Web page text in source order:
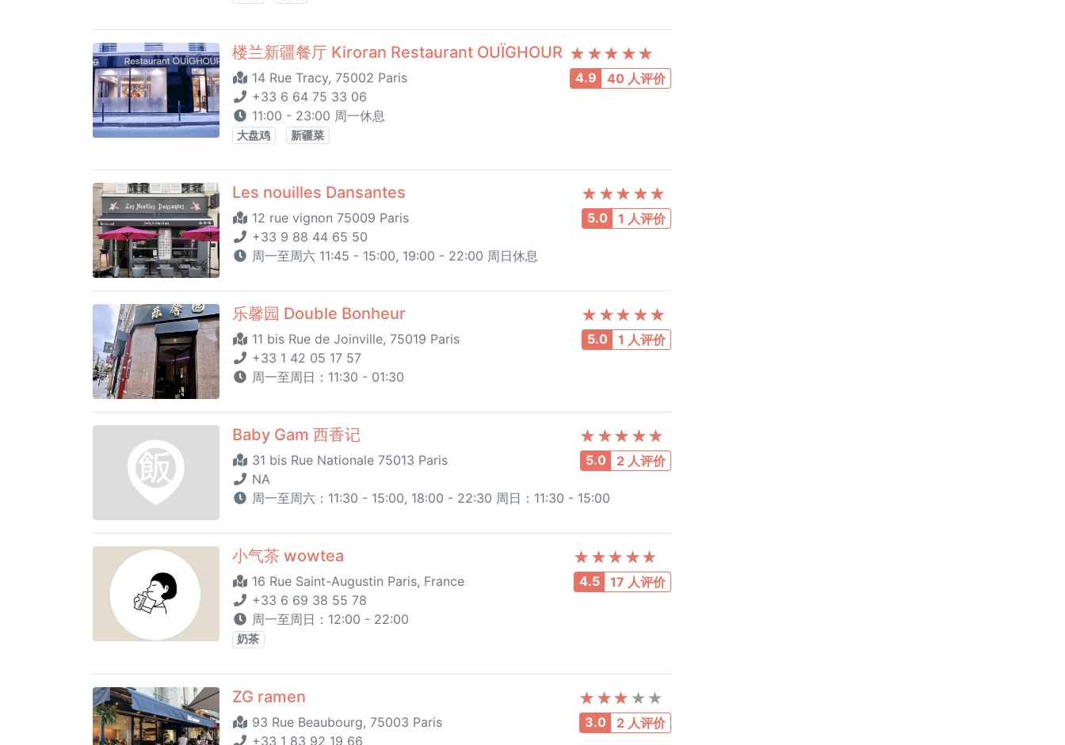
4.9 40 人评价
楼兰新疆餐厅 Kiroran Restaurant OUÏGHOUR
14 Rue Tracy, 75002 Paris
+33 6 64 75 33 06
11:00 - 23:00 周一休息
大盘鸡 新疆菜
5.0 1 人评价
Les nouilles Dansantes
12 rue vignon 75009 Paris
+33 9 88 44 65 50
周一至周六 11:45 - 15:00, 19:00 - 22:00 周日休息
5.0 1 人评价
乐馨园 Double Bonheur
11 bis Rue de Joinville, 75019 Paris
+33 1 42 05 17 57
周一至周日：11:30 - 01:30
5.0 2 人评价
Baby Gam 西香记
31 bis Rue Nationale 75013 Paris
NA
周一至周六：11:30 - 15:00, 18:00 - 22:30 周日：11:30 - 15:00
4.5 17 人评价
小气茶 wowtea
16 Rue Saint-Augustin Paris, France
+33 6 69 38 55 78
周一至周日：12:00 - 22:00
奶茶
3.0 2 人评价
ZG ramen
93 Rue Beaubourg, 75003 Paris
+33 1 83 92 19 66